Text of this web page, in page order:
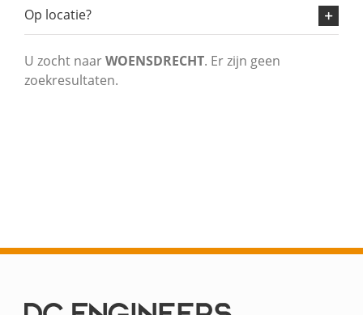
Op locatie?
U zocht naarWOENSDRECHT. Er zijn geen
zoekresultaten.